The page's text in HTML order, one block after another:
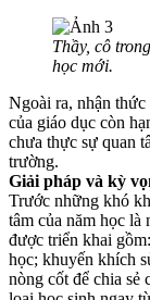
Thầy, cô
học mới.
Ngoài ra, nhận
của giáo dục còn
chưa thực sự quan
trường.
Giải pháp và kỳ
Trước những khó
tâm của năm học là
được triển khai
học; khuyến khích
nòng cốt để chia sẻ